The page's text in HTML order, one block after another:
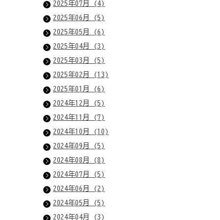
2025年07月 (4)
2025年06月 (5)
2025年05月 (6)
2025年04月 (3)
2025年03月 (5)
2025年02月 (13)
2025年01月 (6)
2024年12月 (5)
2024年11月 (7)
2024年10月 (10)
2024年09月 (5)
2024年08月 (8)
2024年07月 (5)
2024年06月 (2)
2024年05月 (5)
2024年04月 (3)